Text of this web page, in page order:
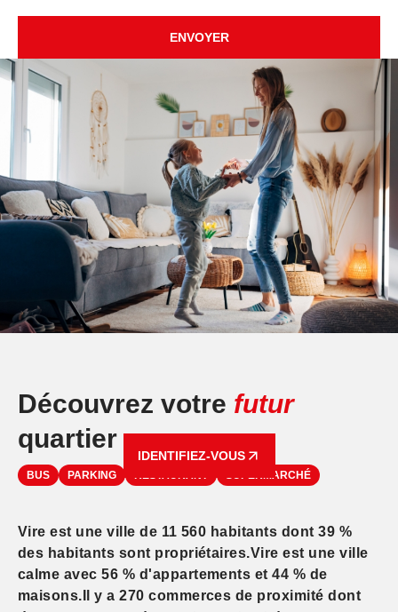
ENVOYER
Découvrez votre futur
quartier
IDENTIFIEZ-VOUS
Vire est une ville de 11 560 habitants dont 39 %
des habitants sont propriétaires.Vire est une ville
calme avec 56 % d'appartements et 44 % de
maisons.Il y a 270 commerces de proximité dont
BUS PARKING SUPERMARCHÉ